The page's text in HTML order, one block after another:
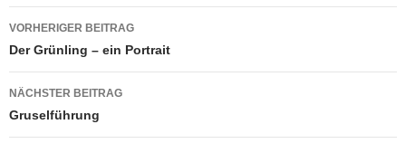
Beitragsnavigation
VORHERIGER BEITRAG
Der Grünling – ein Portrait
NÄCHSTER BEITRAG
Gruselführung